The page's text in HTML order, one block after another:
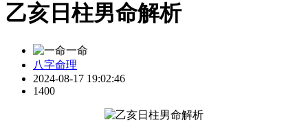
乙亥日柱男命解析
一命
八字命理
2024-08-17 19:02:46
1400